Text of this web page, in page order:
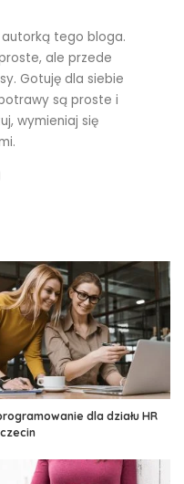
tego bloga.
ale przede
Gotuję dla siebie
są proste i
wymieniaj się
dla działu HR